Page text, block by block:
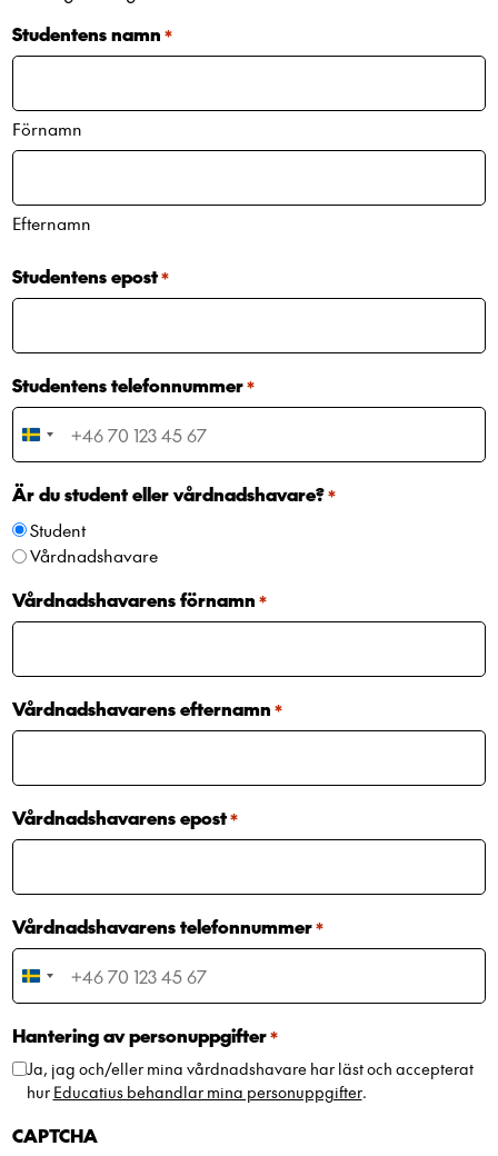
Studentens namn *
Förnamn
Efternamn
Studentens epost*
Studentens telefonnummer*
Sweden
+46
Är du student eller vårdnadshavare?*
Student
Vårdnadshavare
Vårdnadshavarens förnamn *
Vårdnadshavarens efternamn *
Vårdnadshavarens epost*
Vårdnadshavarens telefonnummer*
Sweden
+46
Hantering av personuppgifter*
Ja, jag och/eller mina vårdnadshavare har läst och accepterat
hur Educatius behandlar mina personuppgifter.
CAPTCHA